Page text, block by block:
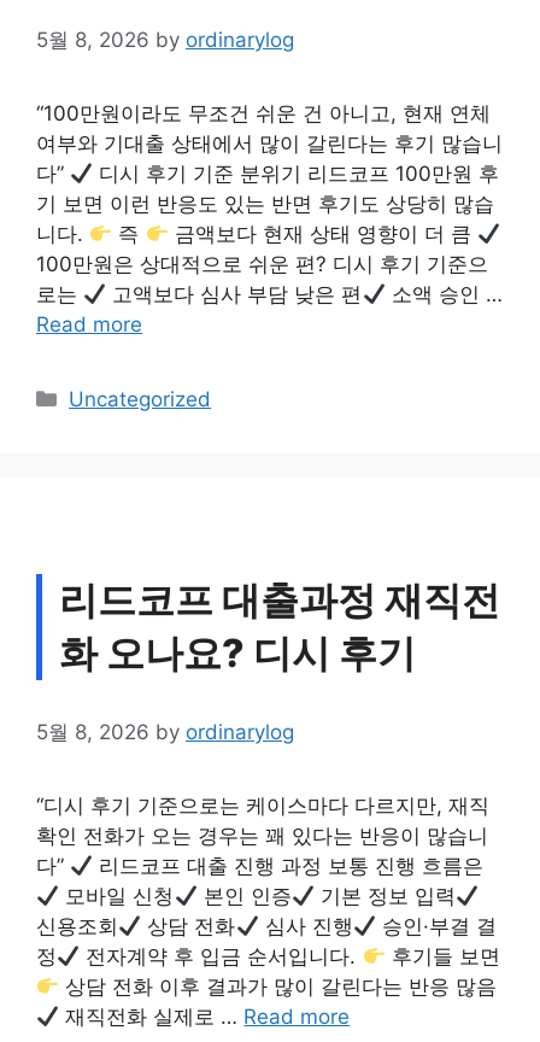
5월 8, 2026 by ordinarylog
“100만원이라도 무조건 쉬운 건 아니고, 현재 연체
여부와 기대출 상태에서 많이 갈린다는 후기 많습니
다”
디시 후기 기준 분위기 리드코프 100만원 후
기 보면 이런 반응도 있는 반면 후기도 상당히 많습
니다.
즉
금액보다 현재 상태 영향이 더 큼
100만원은 상대적으로 쉬운 편? 디시 후기 기준으
로는
고액보다 심사 부담 낮은 편
소액 승인 …
Read more
Categories
Uncategorized
리드코프 대출과정 재직전
화 오나요? 디시 후기
5월 8, 2026 by ordinarylog
“디시 후기 기준으로는 케이스마다 다르지만, 재직
확인 전화가 오는 경우는 꽤 있다는 반응이 많습니
다”
리드코프 대출 진행 과정 보통 진행 흐름은
모바일 신청
본인 인증
기본 정보 입력
신용조회
상담 전화 심사 진행
승인·부결 결
정
전자계약 후 입금 순서입니다.
후기들 보면
상담 전화 이후 결과가 많이 갈린다는 반응 많음
재직전화 실제로 … Read more